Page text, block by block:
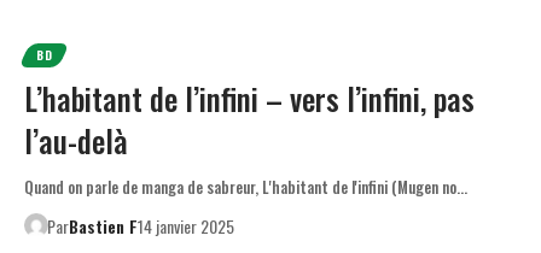
BD
L’habitant de l’infini – vers l’infini, pas
l’au-delà
Quand on parle de manga de sabreur, L'habitant de l'infini (Mugen no…
ParBastien F14 janvier 2025